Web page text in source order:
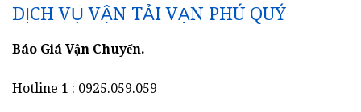
DỊCH VỤ VẬN TẢI VẠN PHÚ QUÝ
Báo Giá Vận Chuyển.
Hotline 1 : 0925.059.059